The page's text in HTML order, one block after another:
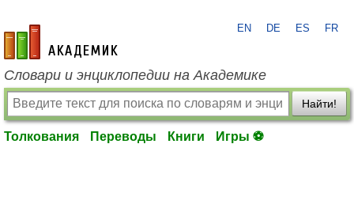
academic.ru
EN DE ES FR
Словари и энциклопедии на Академике
Найти!
Толкования Переводы Книги Игры ⚽